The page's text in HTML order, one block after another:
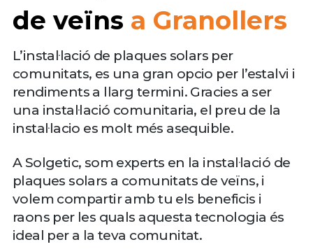
de veïns a Granollers
L’instal·lació de plaques solars per
comunitats, es una gran opcio per l’estalvi i
rendiments a llarg termini. Gracies a ser
una instal·lació comunitaria, el preu de la
instal·lacio es molt més asequible.
A Solgetic, som experts en la instal·lació de
plaques solars a comunitats de veïns, i
volem compartir amb tu els beneficis i
raons per les quals aquesta tecnologia és
ideal per a la teva comunitat.